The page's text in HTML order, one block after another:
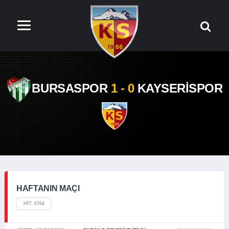
BURSASPOR 1 - 0 KAYSERİSPOR
HAFTANIN MAÇI
HIT: 6764